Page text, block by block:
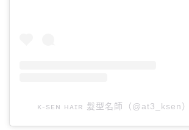
ᴋ-sᴇɴ ʜᴀɪʀ 髮型名師（@at3_ksen